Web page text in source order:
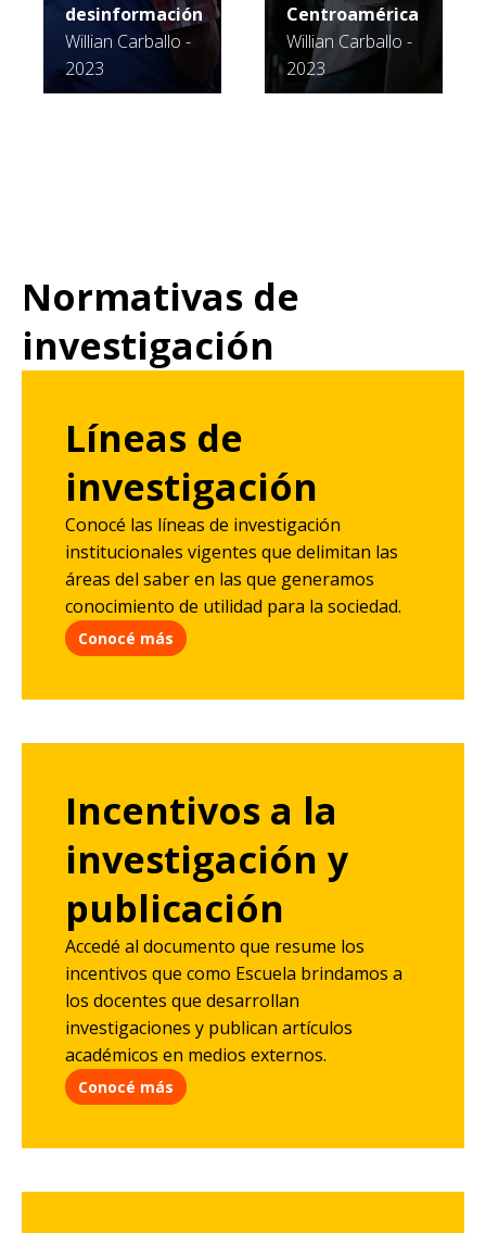
desinformación
Willian Carballo -
2023
Centroamérica
Willian Carballo -
2023
Normativas de
investigación
Líneas de
investigación
Conocé las líneas de investigación
institucionales vigentes que delimitan las
áreas del saber en las que generamos
conocimiento de utilidad para la sociedad.
Conocé más
Incentivos a la
investigación y
publicación
Accedé al documento que resume los
incentivos que como Escuela brindamos a
los docentes que desarrollan
investigaciones y publican artículos
académicos en medios externos.
Conocé más